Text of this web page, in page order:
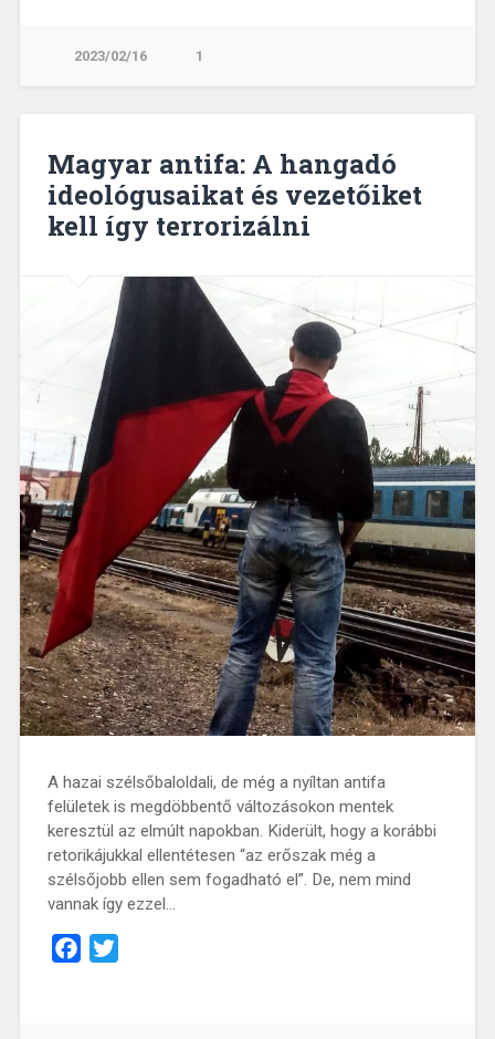
2023/02/16 1
Magyar antifa: A hangadó
ideológusaikat és vezetőiket
kell így terrorizálni
A hazai szélsőbaloldali, de még a nyíltan antifa
felületek is megdöbbentő változásokon mentek
keresztül az elmúlt napokban. Kiderült, hogy a korábbi
retorikájukkal ellentétesen “az erőszak még a
szélsőjobb ellen sem fogadható el”. De, nem mind
vannak így ezzel…
Facebook